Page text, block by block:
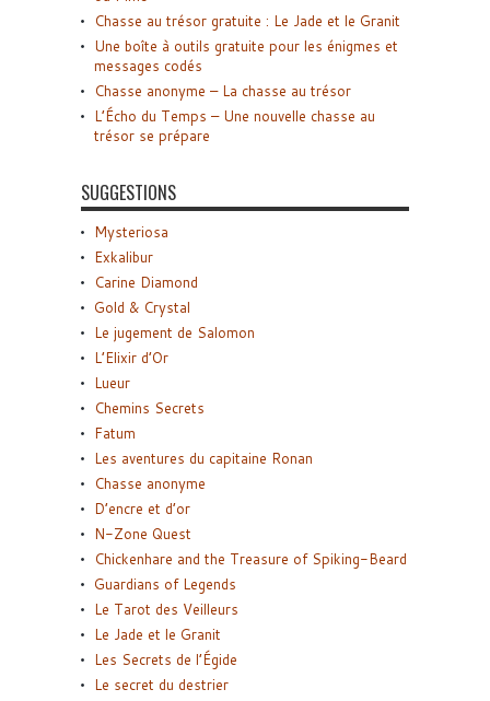
Chasse au trésor gratuite : Le Jade et le Granit
Une boîte à outils gratuite pour les énigmes et
messages codés
Chasse anonyme – La chasse au trésor
L’Écho du Temps – Une nouvelle chasse au
trésor se prépare
SUGGESTIONS
Mysteriosa
Exkalibur
Carine Diamond
Gold & Crystal
Le jugement de Salomon
L’Elixir d’Or
Lueur
Chemins Secrets
Fatum
Les aventures du capitaine Ronan
Chasse anonyme
D’encre et d’or
N-Zone Quest
Chickenhare and the Treasure of Spiking-Beard
Guardians of Legends
Le Tarot des Veilleurs
Le Jade et le Granit
Les Secrets de l’Égide
Le secret du destrier